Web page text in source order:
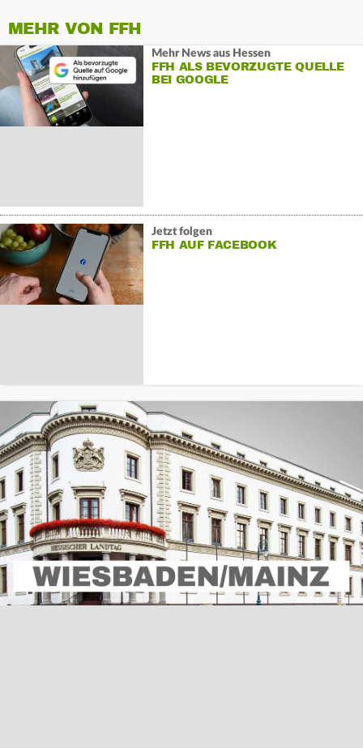
MEHR VON FFH
Mehr News aus Hessen
FFH ALS BEVORZUGTE QUELLE
BEI GOOGLE
Jetzt folgen
FFH AUF FACEBOOK